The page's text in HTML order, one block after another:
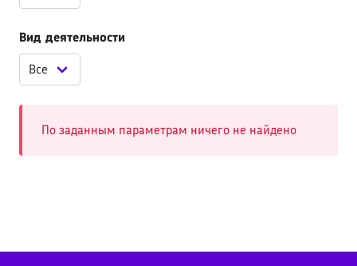
Вид деятельности
По заданным параметрам ничего не найдено